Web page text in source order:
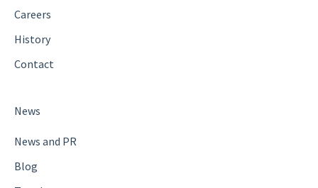
Careers
History
Contact
News
News and PR
Blog